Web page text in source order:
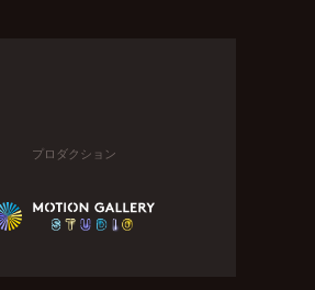
プロダクション